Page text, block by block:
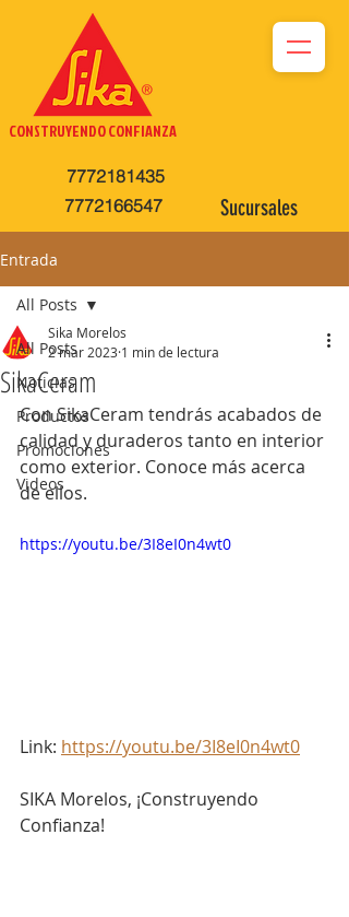
CONSTRUYENDO CONFIANZA
Sucursales
7772181435
7772166547
Entrada
All Posts
Noticias
Productos
Promociones
Videos
All Posts
SikaCeram
Sika Morelos
2 mar 2023 1 min de lectura
Con SikaCeram tendrás acabados de
calidad y duraderos tanto en interior
como exterior. Conoce más acerca
de ellos.
https://youtu.be/3I8eI0n4wt0
Link: https://youtu.be/3I8eI0n4wt0
SIKA Morelos, ¡Construyendo
Confianza!